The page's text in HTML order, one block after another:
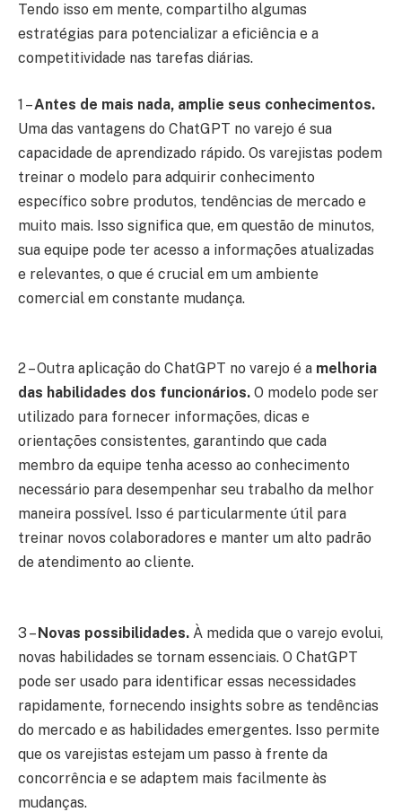
Tendo isso em mente, compartilho algumas
estratégias para potencializar a eficiência e a
competitividade nas tarefas diárias.
1 –Antes de mais nada, amplie seus conhecimentos.
Uma das vantagens do ChatGPT no varejo é sua
capacidade de aprendizado rápido. Os varejistas podem
treinar o modelo para adquirir conhecimento
específico sobre produtos, tendências de mercado e
muito mais. Isso significa que, em questão de minutos,
sua equipe pode ter acesso a informações atualizadas
e relevantes, o que é crucial em um ambiente
comercial em constante mudança.
2 – Outra aplicação do ChatGPT no varejo é a melhoria
das habilidades dos funcionários. O modelo pode ser
utilizado para fornecer informações, dicas e
orientações consistentes, garantindo que cada
membro da equipe tenha acesso ao conhecimento
necessário para desempenhar seu trabalho da melhor
maneira possível. Isso é particularmente útil para
treinar novos colaboradores e manter um alto padrão
de atendimento ao cliente.
3 –Novas possibilidades. À medida que o varejo evolui,
novas habilidades se tornam essenciais. O ChatGPT
pode ser usado para identificar essas necessidades
rapidamente, fornecendo insights sobre as tendências
do mercado e as habilidades emergentes. Isso permite
que os varejistas estejam um passo à frente da
concorrência e se adaptem mais facilmente às
mudanças.